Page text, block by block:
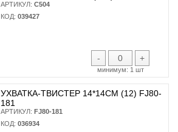
АРТИКУЛ: С504
КОД: 039427
- +
минимум: 1 шт
УХВАТКА-ТВИСТЕР 14*14СМ (12) FJ80-
181
АРТИКУЛ: FJ80-181
КОД: 036934